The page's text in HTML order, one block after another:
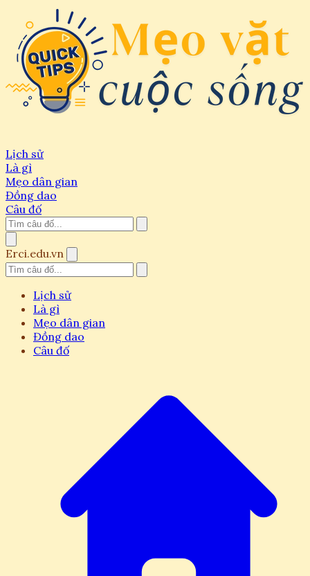
Lịch sử
Là gì
Mẹo dân gian
Đồng dao
Câu đố
Erci.edu.vn
Lịch sử
Là gì
Mẹo dân gian
Đồng dao
Câu đố